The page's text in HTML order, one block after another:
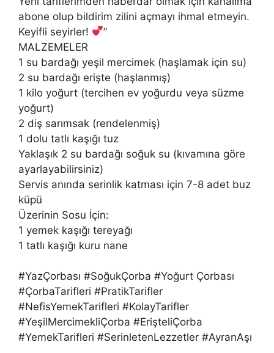
abone olup bildirim zilini açmayı ihmal etmeyin.
Keyifli seyirler!
”
MALZEMELER
​1 su bardağı yeşil mercimek (haşlamak için su)
​2 su bardağı erişte (haşlanmış)
​1 kilo yoğurt (tercihen ev yoğurdu veya süzme
yoğurt)
​2 diş sarımsak (rendelenmiş)
​1 dolu tatlı kaşığı tuz
​Yaklaşık 2 su bardağı soğuk su (kıvamına göre
ayarlayabilirsiniz)
​Servis anında serinlik katması için 7-8 adet buz
küpü
​Üzerinin Sosu İçin:
​1 yemek kaşığı tereyağı
​1 tatlı kaşığı kuru nane
#YazÇorbası #SoğukÇorba #Yoğurt Çorbası
#ÇorbaTarifleri #PratikTarifler
#NefisYemekTarifleri #KolayTarifler
#YeşilMercimekliÇorba #ErişteliÇorba
#YemekTarifleri #SerinletenLezzetler #AyranAşı